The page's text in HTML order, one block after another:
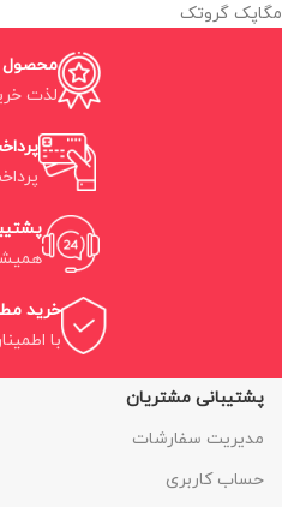
مگاپک گروتک
محصول
لذت
خرید
با
پشتیبانی مشتریان
مدیریت سفارشات
حساب کاربری